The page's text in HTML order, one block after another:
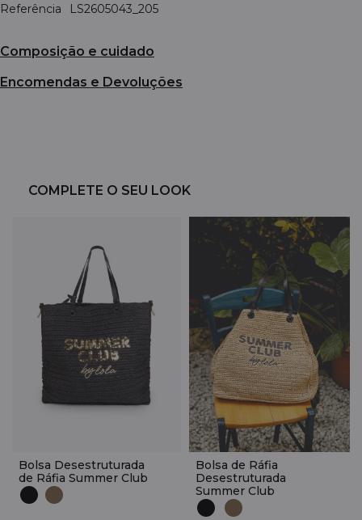
Referência
LS2605043_205
Composição e cuidado
Encomendas e Devoluções
COMPLETE O SEU LOOK
Bolsa Desestruturada
de Ráfia Summer Club
Bolsa de Ráfia
Desestruturada
Summer Club